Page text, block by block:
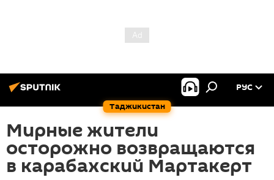
Таджикистан
РУС
Мирные жители
осторожно возвращаются
в карабахский Мартакерт